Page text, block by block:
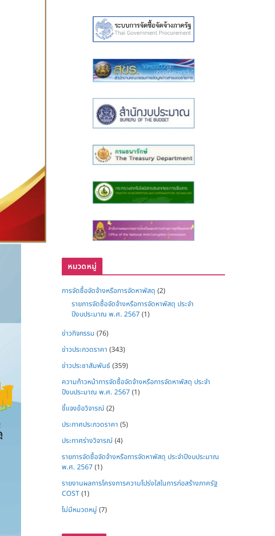
หมวดหมู่
การจัดซื้อจัดจ้างหรือการจัดหาพัสดุ (2)
รายการจัดซื้อจัดจ้างหรือการจัดหาพัสดุ ประจำ
ปีงบประมาณ พ.ศ. 2567(1)
ข่าวกิจกรรม (76)
ข่าวประกวดราคา (343)
ข่าวประชาสัมพันธ์(359)
ความก้าวหน้าการจัดซื้อจัดจ้างหรือการจัดหาพัสดุ ประจำ
ปีงบประมาณ พ.ศ. 2567(1)
ชี้แจงข้อวิจารณ์(2)
ประกาศประกวดราคา (5)
ประกาศร่างวิจารณ์(4)
รายการจัดซื้อจัดจ้างหรือการจัดหาพัสดุ ประจำปีงบประมาณ
พ.ศ. 2567(1)
รายงานผลการโครงการความโปร่งใสในการก่อสร้างภาครัฐ
COST(1)
ไม่มีหมวดหมู่ (7)